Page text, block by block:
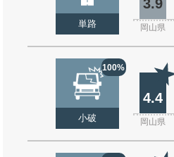
単路
3.9
岡山県
100%
小破
4.4
岡山県